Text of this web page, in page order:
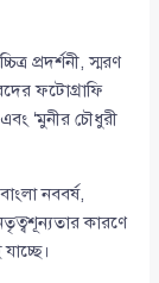
প্রদর্শনী, স্মরণ
ফটোগ্রাফি
‘মুনীর চৌধুরী
নববর্ষ,
কারণে